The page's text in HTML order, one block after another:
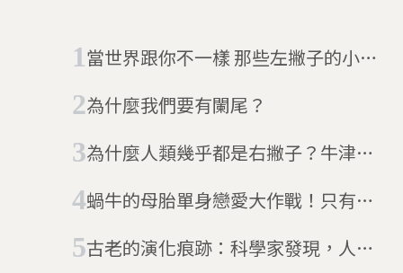
當世界跟你不一樣 那些左撇子的小秘
為什麼我們要有闌尾？
為什麼人類幾乎都是右撇子？牛津大
鍵
蝸牛的母胎單身戀愛大作戰！只有四
「左旋蝸牛」Ned徵婚
古老的演化痕跡：科學家發現，人類